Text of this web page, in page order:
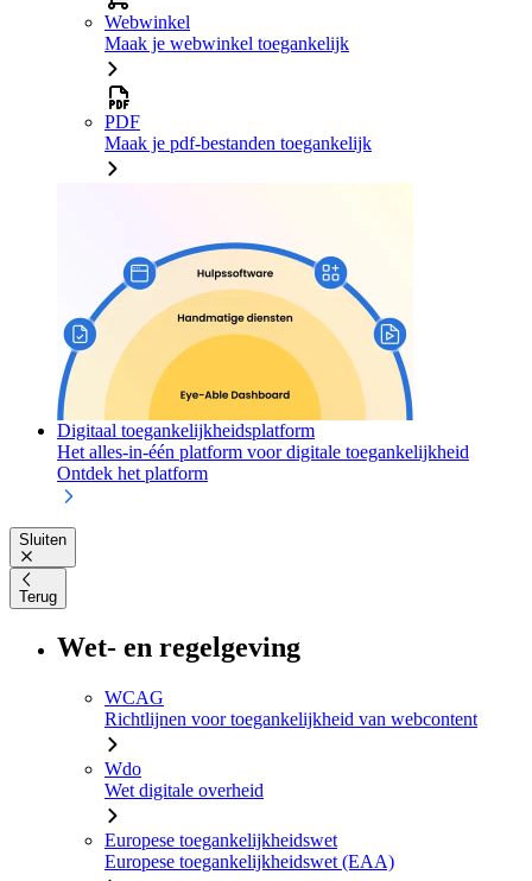
Webwinkel
Maak je webwinkel toegankelijk
PDF
Maak je pdf-bestanden toegankelijk
Digitaal toegankelijkheidsplatform
Het alles-in-één platform voor digitale toegankelijkheid
Ontdek het platform
Sluiten
Terug
Wet- en regelgeving
WCAG
Richtlijnen voor toegankelijkheid van webcontent
Wdo
Wet digitale overheid
Europese toegankelijkheidswet
Europese toegankelijkheidswet (EAA)